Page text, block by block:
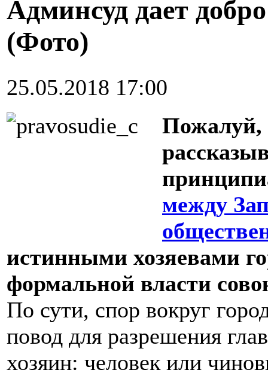
Админсуд дает
(Фото)
25.05.2018 17:00
Пожалуй,
между
истинными хозяевами
формальной власти
По сути, спор вокруг
повод для разрешения
хозяин: человек или